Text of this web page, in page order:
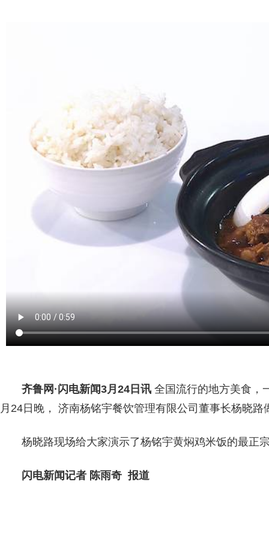
齐鲁网 ·闪电新闻3月24日讯 全国流行的地方美食，
月24日晚， 济南杨铭宇餐饮管理有限公司董事长杨晓
杨晓路现场给大家演示了杨铭宇黄焖鸡米饭的最正
闪电新闻记者 陈雨奇 报道